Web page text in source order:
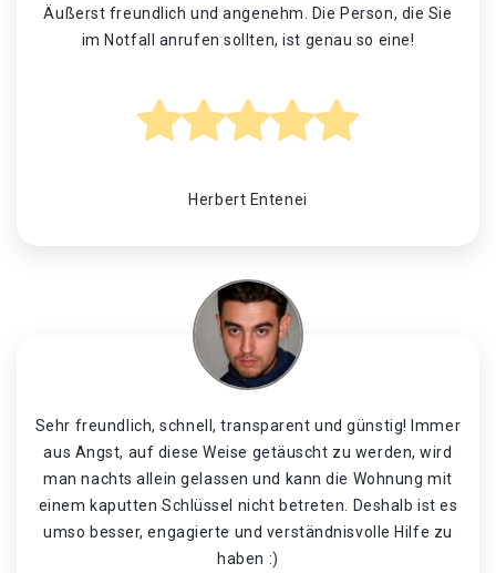
Äußerst freundlich und angenehm. Die Person, die Sie
im Notfall anrufen sollten, ist genau so eine!
Herbert Entenei
Sehr freundlich, schnell, transparent und günstig! Immer
aus Angst, auf diese Weise getäuscht zu werden, wird
man nachts allein gelassen und kann die Wohnung mit
einem kaputten Schlüssel nicht betreten. Deshalb ist es
umso besser, engagierte und verständnisvolle Hilfe zu
haben :)